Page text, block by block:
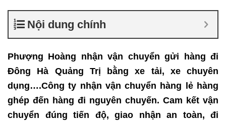
Nội dung chính
Phượng Hoàng nhận vận chuyển gửi hàng đi
Đông Hà Quảng Trị bằng xe tải, xe chuyên
dụng….Công ty nhận vận chuyển hàng lẻ hàng
ghép đến hàng đi nguyên chuyến. Cam kết vận
chuyển đúng tiến độ, giao nhận an toàn, đi